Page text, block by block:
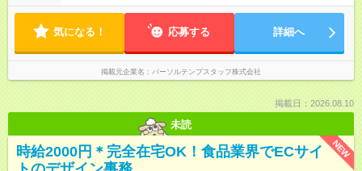
気になる！ 応募する 詳細へ
掲載元企業名 パーソルテンプスタッフ株式会社
掲載日：2026.08.10
未読
NEW
時給2000円＊完全在宅OK！食品業界でECサイ